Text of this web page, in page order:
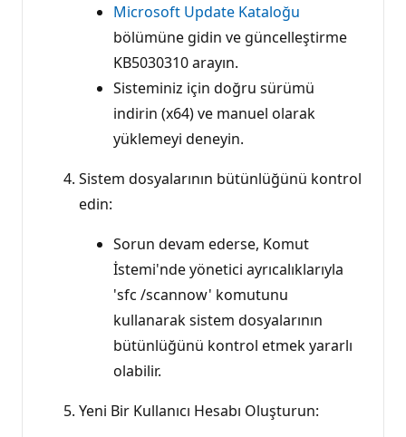
Microsoft Update Kataloğu
bölümüne gidin ve güncelleştirme
KB5030310 arayın.
Sisteminiz için doğru sürümü
indirin (x64) ve manuel olarak
yüklemeyi deneyin.
Sistem dosyalarının bütünlüğünü kontrol
edin:
Sorun devam ederse, Komut
İstemi'nde yönetici ayrıcalıklarıyla
'sfc /scannow' komutunu
kullanarak sistem dosyalarının
bütünlüğünü kontrol etmek yararlı
olabilir.
Yeni Bir Kullanıcı Hesabı Oluşturun: